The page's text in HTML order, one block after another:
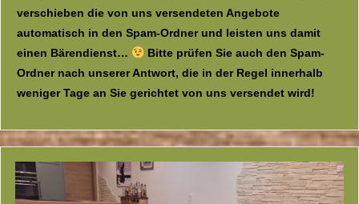
verschieben die von uns versendeten Angebote
automatisch in den Spam-Ordner und leisten uns damit
einen Bärendienst…
Bitte prüfen Sie auch den Spam-
Ordner nach unserer Antwort, die in der Regel innerhalb
weniger Tage an Sie gerichtet von uns versendet wird!